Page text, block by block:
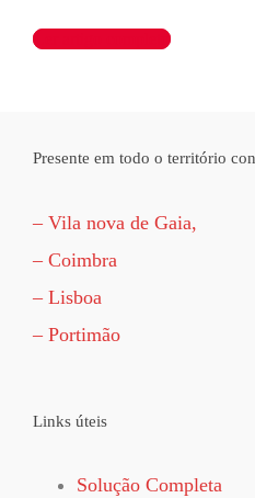
Ler artigo completo
Presente em todo o território
– Vila nova de Gaia,
– Coimbra
– Lisboa
– Portimão
Links úteis
Solução Completa